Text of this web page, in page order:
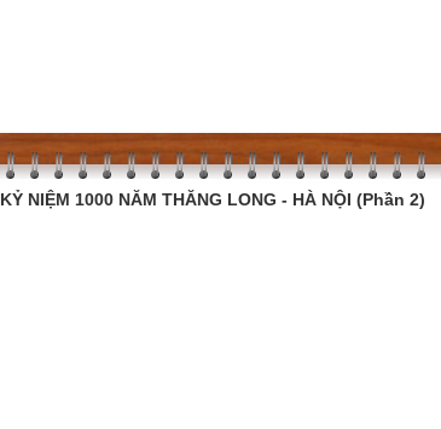
KỶ NIỆM 1000 NĂM THĂNG LONG - HÀ NỘI (Phần 2)